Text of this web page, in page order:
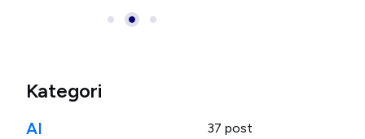
Kategori
AI 37 post